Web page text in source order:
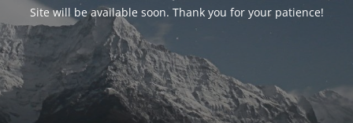
Site will be available soon. Thank you for your patience!